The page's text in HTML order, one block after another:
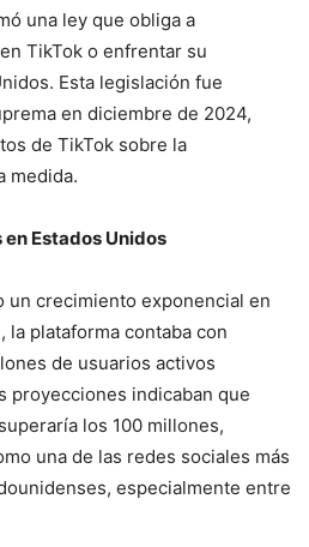
una ley que obliga a
TikTok o enfrentar su
Esta legislación fue
en diciembre de 2024,
de TikTok sobre la
medida.
Estados Unidos
un crecimiento exponencial en
la plataforma contaba con
de usuarios activos
proyecciones indicaban que
los 100 millones,
una de las redes sociales más
especialmente entre